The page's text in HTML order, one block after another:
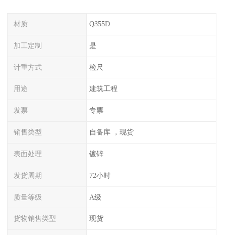
材质 Q355D
加工定制 是
计重方式 检尺
用途 建筑工程
发票 专票
销售类型 自备库 ，现货
表面处理 镀锌
发货周期 72小时
质量等级 A级
货物销售类型 现货